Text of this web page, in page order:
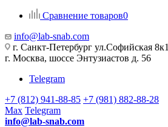
Сравнение товаров0
info@lab-snab.com
г. Санкт-Петербург ул.Софийская 8к1
г. Москва, шоссе Энтузиастов д. 56
Telegram
+7 (812) 941-88-85 +7 (981) 882-88-28
Max Telegram
info@lab-snab.com